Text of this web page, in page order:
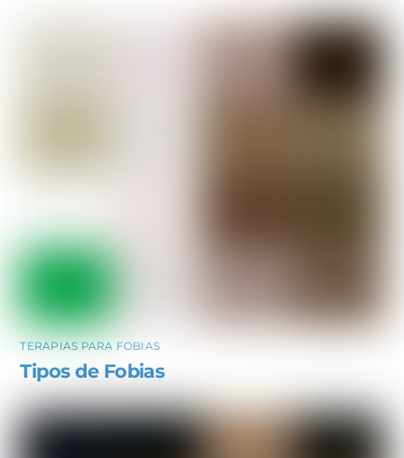
TERAPIAS PARA FOBIAS
Tipos de Fobias